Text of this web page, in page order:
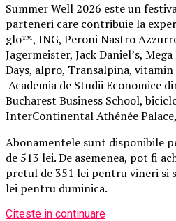
Summer Well 2026 este un
parteneri care contribuie la
glo™, ING, Peroni Nastro
Jagermeister, Jack Daniel’s,
Days, alpro, Transalpina, vitamin
Academia de Studii Economice
Bucharest Business School,
InterContinental Athénée
Abonamentele sunt disponibile
de 513 lei. De asemenea, pot fi
pretul de 351 lei pentru vineri si
lei pentru duminica.
Citeste in continuare